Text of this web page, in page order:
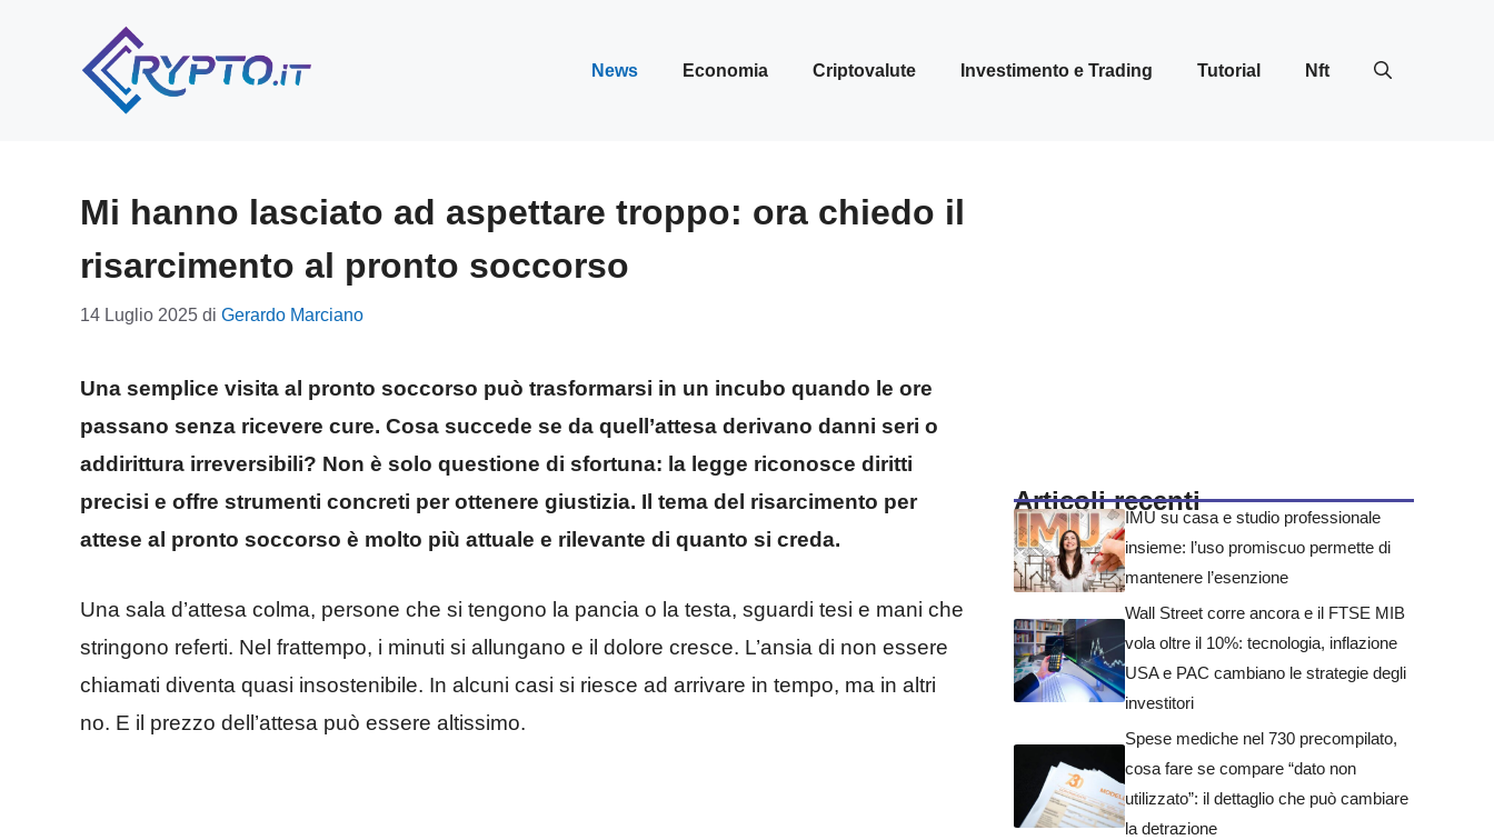
News Economia Criptovalute Investimento e Trading Tutorial Nft
Mi hanno lasciato ad aspettare troppo: ora chiedo il
risarcimento al pronto soccorso
14 Luglio 2025 di Gerardo Marciano
Una semplice visita al pronto soccorso può trasformarsi in un incubo quando le ore
passano senza ricevere cure. Cosa succede se da quell’attesa derivano danni seri o
addirittura irreversibili? Non è solo questione di sfortuna: la legge riconosce diritti
precisi e offre strumenti concreti per ottenere giustizia. Il tema del risarcimento per
attese al pronto soccorso è molto più attuale e rilevante di quanto si creda.
Una sala d’attesa colma, persone che si tengono la pancia o la testa, sguardi tesi e mani che
stringono referti. Nel frattempo, i minuti si allungano e il dolore cresce. L’ansia di non essere
chiamati diventa quasi insostenibile. In alcuni casi si riesce ad arrivare in tempo, ma in altri
no. E il prezzo dell’attesa può essere altissimo.
Articoli recenti
IMU su casa e studio professionale
insieme: l’uso promiscuo permette di
mantenere l’esenzione
Wall Street corre ancora e il FTSE MIB
vola oltre il 10%: tecnologia, inflazione
USA e PAC cambiano le strategie degli
investitori
Spese mediche nel 730 precompilato,
cosa fare se compare “dato non
utilizzato”: il dettaglio che può cambiare
la detrazione